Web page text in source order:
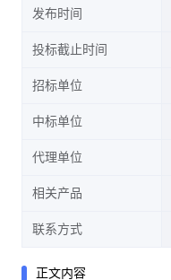
发布时间
投标截止时间
招标单位
中标单位
代理单位
相关产品
联系方式
正文内容